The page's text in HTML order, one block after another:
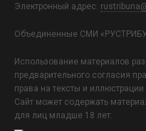
Электронный адрес:
Объединенные СМИ
Использование материалов
предварительного согласия
права на тексты и
Сайт может содержать
для лиц младше 18 лет.